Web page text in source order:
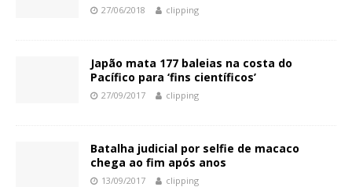
27/06/2018 clipping
Japão mata 177 baleias na costa do
Pacífico para ‘fins científicos’
27/09/2017 clipping
Batalha judicial por selfie de macaco
chega ao fim após anos
13/09/2017 clipping